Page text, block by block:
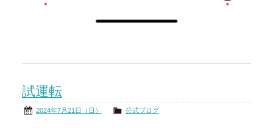
試運転
2024年7月21日（日） 公式ブログ